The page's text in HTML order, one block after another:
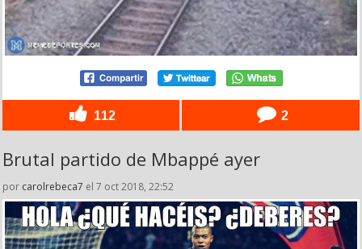
112 2
Brutal partido de Mbappé ayer
por carolrebeca7 el 7 oct 2018, 22:52